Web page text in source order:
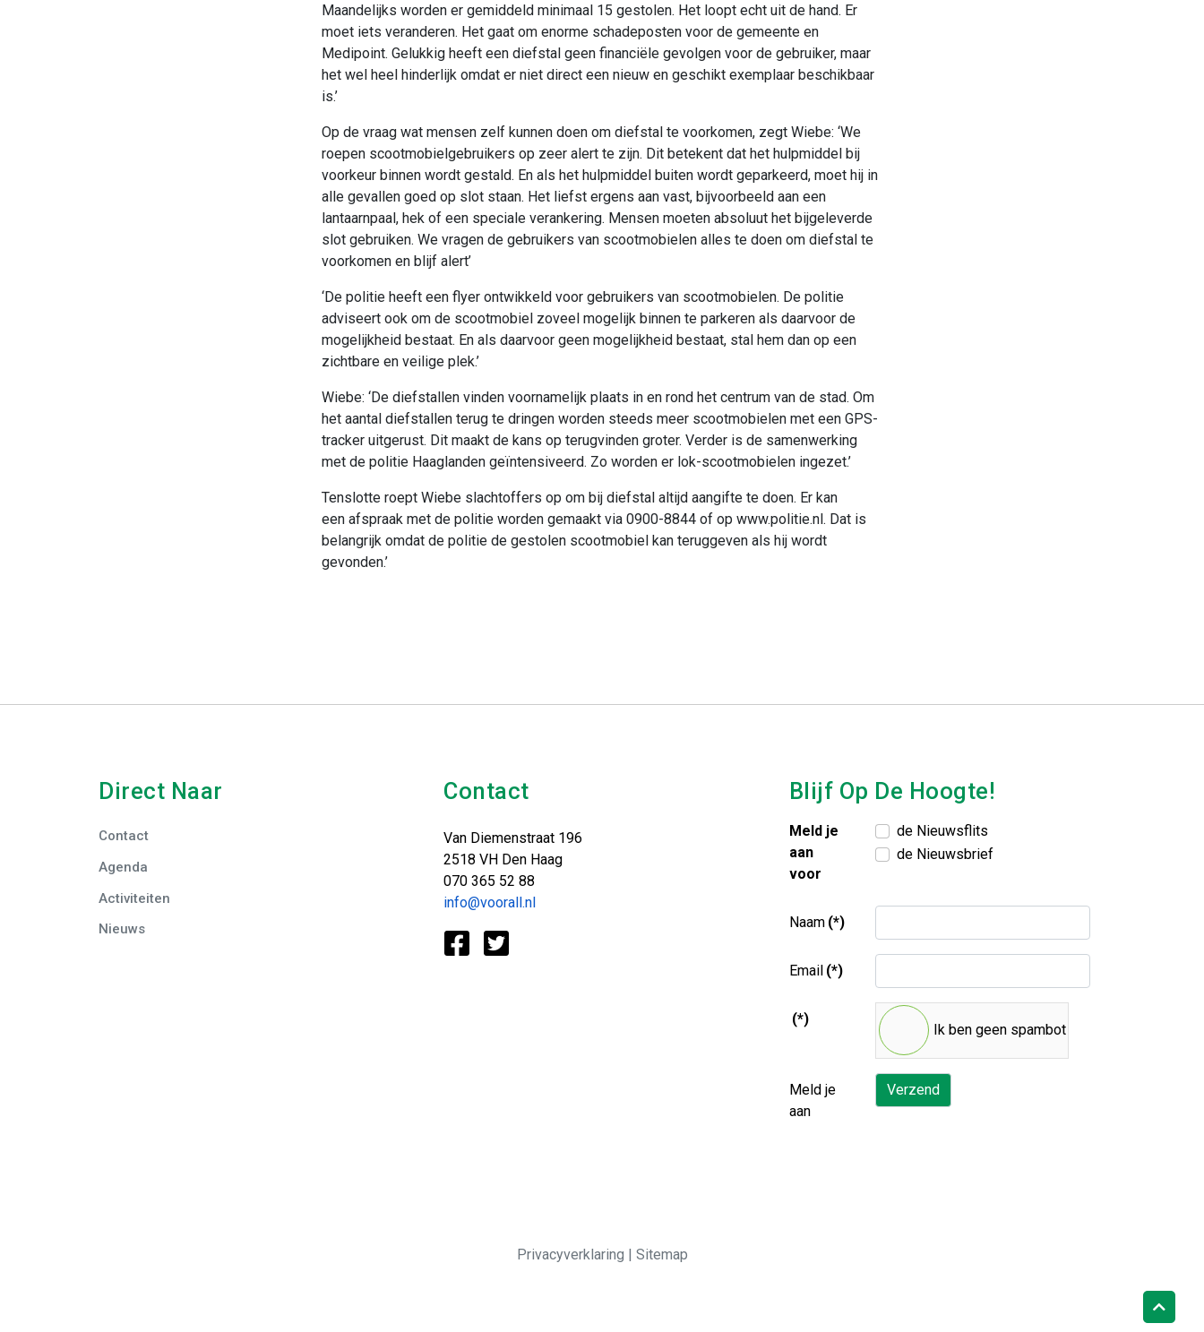
Maandelijks worden er gemiddeld minimaal 15 gestolen. Het loopt echt uit de hand. Er
moet iets veranderen. Het gaat om enorme schadeposten voor de gemeente en
Medipoint. Gelukkig heeft een diefstal geen financiële gevolgen voor de gebruiker, maar
het wel heel hinderlijk omdat er niet direct een nieuw en geschikt exemplaar beschikbaar
is.’
Op de vraag wat mensen zelf kunnen doen om diefstal te voorkomen, zegt Wiebe: ‘We
roepen scootmobielgebruikers op zeer alert te zijn. Dit betekent dat het hulpmiddel bij
voorkeur binnen wordt gestald. En als het hulpmiddel buiten wordt geparkeerd, moet hij in
alle gevallen goed op slot staan. Het liefst ergens aan vast, bijvoorbeeld aan een
lantaarnpaal, hek of een speciale verankering. Mensen moeten absoluut het bijgeleverde
slot gebruiken. We vragen de gebruikers van scootmobielen alles te doen om diefstal te
voorkomen en blijf alert’
‘De politie heeft een flyer ontwikkeld voor gebruikers van scootmobielen. De politie
adviseert ook om de scootmobiel zoveel mogelijk binnen te parkeren als daarvoor de
mogelijkheid bestaat. En als daarvoor geen mogelijkheid bestaat, stal hem dan op een
zichtbare en veilige plek.’
Wiebe: ‘De diefstallen vinden voornamelijk plaats in en rond het centrum van de stad. Om
het aantal diefstallen terug te dringen worden steeds meer scootmobielen met een GPS-
tracker uitgerust. Dit maakt de kans op terugvinden groter. Verder is de samenwerking
met de politie Haaglanden geïntensiveerd. Zo worden er lok-scootmobielen ingezet.’
Tenslotte roept Wiebe slachtoffers op om bij diefstal altijd aangifte te doen. Er kan
een afspraak met de politie worden gemaakt via 0900-8844 of op www.politie.nl. Dat is
belangrijk omdat de politie de gestolen scootmobiel kan teruggeven als hij wordt
gevonden.’
Direct Naar
Contact
Agenda
Activiteiten
Nieuws
Contact
Van Diemenstraat 196
2518 VH Den Haag
070 365 52 88
info@voorall.nl
Blijf Op De Hoogte!
Meld je
aan
voor
de Nieuwsflits
de Nieuwsbrief
Naam (*)
Email (*)
(*)
Ik ben geen spambot
Meld je
aan
Verzend
Privacyverklaring | Sitemap